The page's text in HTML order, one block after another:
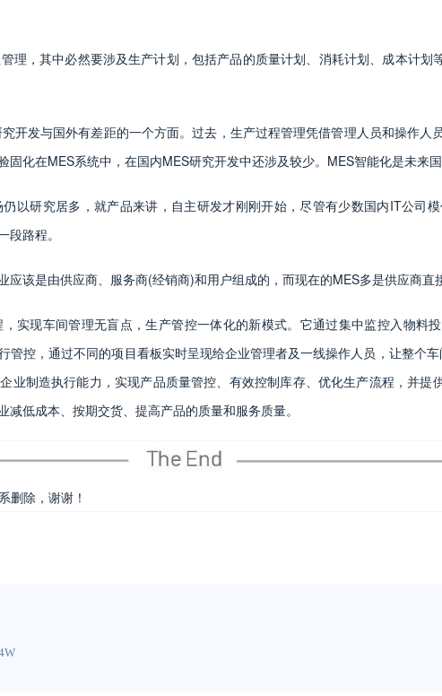
理，其中必然要涉及生产计划，包括产品的质量计划、消耗计划、成本计
开发与国外有差距的一个方面。过去，生产过程管理凭借管理人员和操作
化在MES系统中，在国内MES研究开发中还涉及较少。MES智能化是未来
以研究居多，就产品来讲，自主研发才刚刚开始，尽管有少数国内IT公司
路程。
该是由供应商、服务商(经销商)和用户组成的，而现在的MES多是供应商直
实现车间管理无盲点，生产管控一体化的新模式。它通过集中监控入物料
管控，通过不同的项目看板实时呈现给企业管理者及一线操作人员，让整个
业制造执行能力，实现产品质量管控、有效控制库存、优化生产流程，并
低成本、按期交货、提高产品的质量和服务质量。
删除，谢谢！